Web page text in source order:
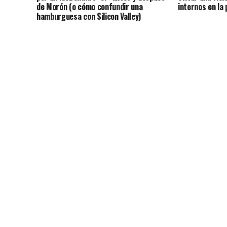
de Morón (o cómo confundir una
hamburguesa con Silicon Valley)
internos en la